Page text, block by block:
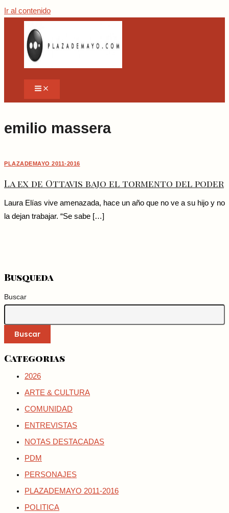
Ir al contenido
emilio massera
PLAZADEMAYO 2011-2016
La ex de Ottavis bajo el tormento del poder
Laura Elías vive amenazada, hace un año que no ve a su hijo y no
la dejan trabajar. “Se sabe […]
Busqueda
Buscar
Buscar
Categorias
2026
ARTE & CULTURA
COMUNIDAD
ENTREVISTAS
NOTAS DESTACADAS
PDM
PERSONAJES
PLAZADEMAYO 2011-2016
POLITICA